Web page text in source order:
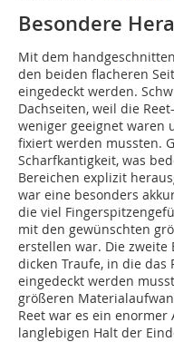
Besondere
Mit dem
den beiden flacheren
eingedeckt werden.
Dachseiten, weil die
weniger geeignet waren
fixiert werden mussten.
Scharfkantigkeit, was
Bereichen explizit
war eine besonders
die viel
mit den gewünschten
erstellen war. Die zweite
dicken Traufe, in die das
eingedeckt werden
größeren
Reet war es ein
langlebigen Halt der